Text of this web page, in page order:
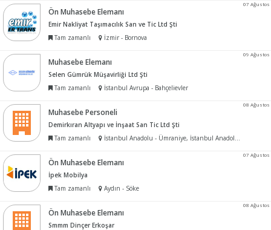
07 Ağustos
Ön Muhasebe Elemanı
Emir Nakliyat Taşımacılık San ve Tic Ltd Şti
Tam zamanlı
İzmir - Bornova
09 Ağustos
Muhasebe Elemanı
Selen Gümrük Müşavirliği Ltd Şti
Tam zamanlı
İstanbul Avrupa - Bahçelievler
08 Ağustos
Muhasebe Personeli
Demirkıran Altyapı ve İnşaat San Tic Ltd Şti
Tam zamanlı
İstanbul Anadolu - Ümraniye, İstanbul Anadolu - Ümraniye, İstanbul Anadolu - Ümraniye
07 Ağustos
Ön Muhasebe Elemanı
İpek Mobilya
Tam zamanlı
Aydın - Söke
08 Ağustos
Ön Muhasebe Elemanı
Smmm Dinçer Erkoşar